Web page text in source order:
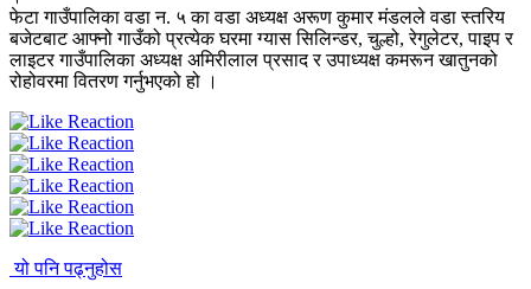
फेटा गाउँपालिका वडा न. ५ का वडा अध्यक्ष अरूण कुमार मंडलले वडा स्तरिय
बजेटबाट आफ्नो गाउँको प्रत्येक घरमा ग्यास सिलिन्डर, चुल्हो, रेगुलेटर, पाइप र
लाइटर गाउँपालिका अध्यक्ष अमिरीलाल प्रसाद र उपाध्यक्ष कमरून खातुनको
रोहोवरमा वितरण गर्नुभएको हो ।
यो पनि पढ्नुहोस